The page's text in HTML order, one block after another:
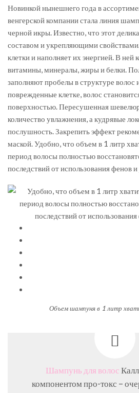
Новинкой нынешнего года в
венгерской компании стала линия
черной икры. Известно, что этот
составом и укрепляющими
клетки и наполняет их энергией. В ней
витамины, минералы, жиры и белки.
заполняют пробелы в структуре волос
поврежденные клетке, волос
поверхностью. Пересушенная
количество увлажнения, а кудрявые
послушность. Закрепить эффект
маской. Удобно, что объем в 1 литр
период волосы полностью
последствий от использования фенов
Объем шампуня в 1 литр
Шампунь для волос
компонентом про-токс –